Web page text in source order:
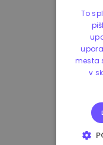
To
mesta
v